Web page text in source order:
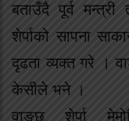
बताउँदै पूर्व
शेर्पाको सापना
दृढता व्यक्त गरे ।
केसीले भने ।
वाङछु् शेर्पा